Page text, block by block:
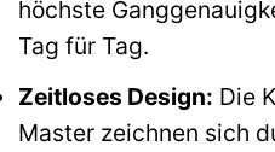
höchste
Tag für Tag.
Zeitloses Design: Die
Master zeichnen sich